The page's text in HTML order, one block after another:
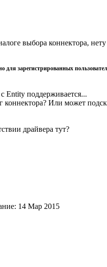
выбора коннектора, нету
для зарегистрированных
Entity поддерживается...
коннектора? Или может
драйвера тут?
14 Мар 2015